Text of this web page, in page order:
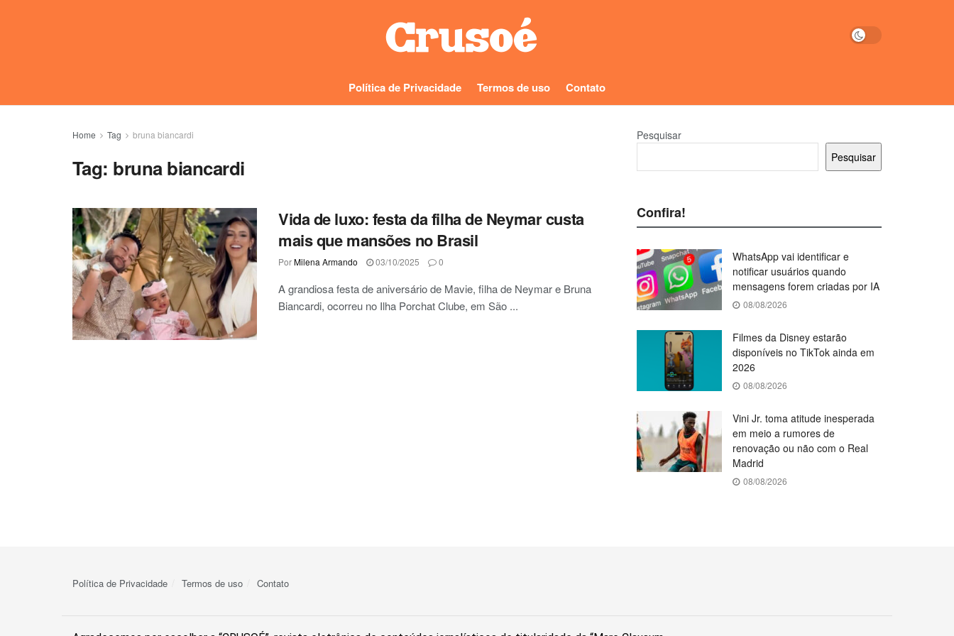
Política de Privacidade Termos de uso Contato
Home Tag bruna biancardi
Tag: bruna biancardi
Vida de luxo: festa da filha de Neymar custa
mais que mansões no Brasil
PorMilena Armando 03/10/2025 0
A grandiosa festa de aniversário de Mavie, filha de Neymar e Bruna
Biancardi, ocorreu no Ilha Porchat Clube, em São ...
Pesquisar
Pesquisar
Confira!
WhatsApp vai identificar e
notificar usuários quando
mensagens forem criadas por IA
08/08/2026
Filmes da Disney estarão
disponíveis no TikTok ainda em
2026
08/08/2026
Vini Jr. toma atitude inesperada
em meio a rumores de
renovação ou não com o Real
Madrid
08/08/2026
Política de Privacidade Termos de uso Contato